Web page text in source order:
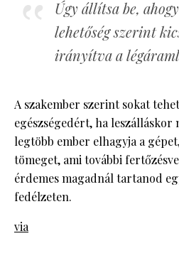
Úgy állítsa be,
lehetőség szerint
irányítva a
A szakember szerint sokat
egészségedért, ha leszálláskor
legtöbb ember elhagyja a
tömeget, ami további
érdemes magadnál tartanod
fedélzeten.
via